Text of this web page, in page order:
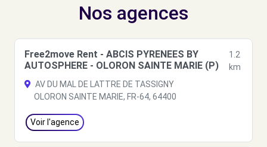
Nos agences
Free2move Rent - ABCIS PYRENEES BY
AUTOSPHERE - OLORON SAINTE MARIE (P)
1.2
km
AV DU MAL DE LATTRE DE TASSIGNY
OLORON SAINTE MARIE, FR-64, 64400
Voir l'agence